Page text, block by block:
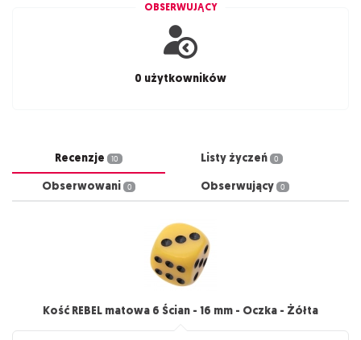
OBSERWUJĄCY
0 użytkowników
Recenzje 10 Listy życzeń 0
Obserwowani 0 Obserwujący 0
Kość REBEL matowa 6 Ścian - 16 mm - Oczka - Żółta